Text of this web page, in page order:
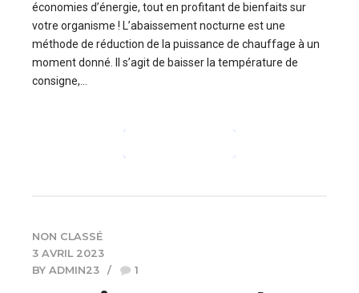
économies d’énergie, tout en profitant de bienfaits sur
votre organisme ! L’abaissement nocturne est une
méthode de réduction de la puissance de chauffage à un
moment donné. Il s’agit de baisser la température de
consigne,...
NON CLASSÉ
3 AVRIL 2023
BY ADMIN23
1